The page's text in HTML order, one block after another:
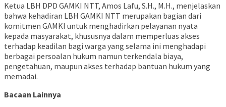
Ketua LBH DPD GAMKI NTT, Amos Lafu, S.H., M.H., menjelaskan
bahwa kehadiran LBH GAMKI NTT merupakan bagian dari
komitmen GAMKI untuk menghadirkan pelayanan nyata
kepada masyarakat, khususnya dalam memperluas akses
terhadap keadilan bagi warga yang selama ini menghadapi
berbagai persoalan hukum namun terkendala biaya,
pengetahuan, maupun akses terhadap bantuan hukum yang
memadai.
Bacaan Lainnya